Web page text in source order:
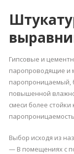
Гипсовые и
паропроводящие и
паропроницаемый,
повышенной
смеси более
Выбор исходя из
— В помещениях с